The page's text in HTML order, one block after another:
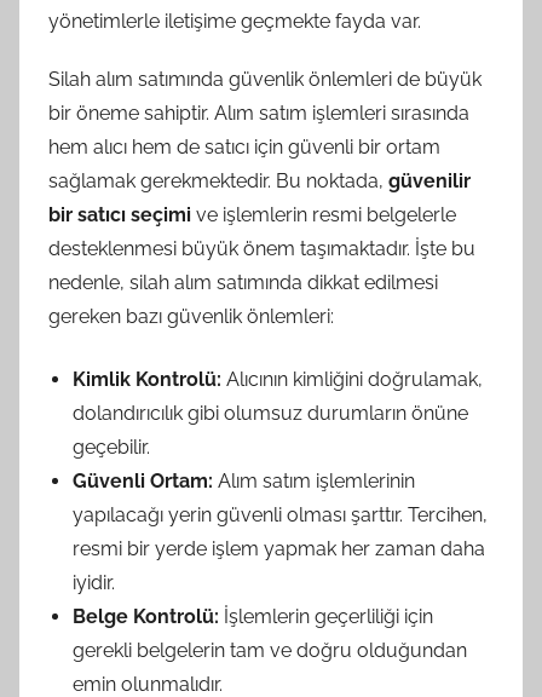
yönetimlerle iletişime geçmekte fayda var.
Silah alım satımında güvenlik önlemleri de büyük
bir öneme sahiptir. Alım satım işlemleri sırasında
hem alıcı hem de satıcı için güvenli bir ortam
sağlamak gerekmektedir. Bu noktada, güvenilir
bir satıcı seçimi ve işlemlerin resmi belgelerle
desteklenmesi büyük önem taşımaktadır. İşte bu
nedenle, silah alım satımında dikkat edilmesi
gereken bazı güvenlik önlemleri:
Kimlik Kontrolü: Alıcının kimliğini doğrulamak,
dolandırıcılık gibi olumsuz durumların önüne
geçebilir.
Güvenli Ortam: Alım satım işlemlerinin
yapılacağı yerin güvenli olması şarttır. Tercihen,
resmi bir yerde işlem yapmak her zaman daha
iyidir.
Belge Kontrolü: İşlemlerin geçerliliği için
gerekli belgelerin tam ve doğru olduğundan
emin olunmalıdır.